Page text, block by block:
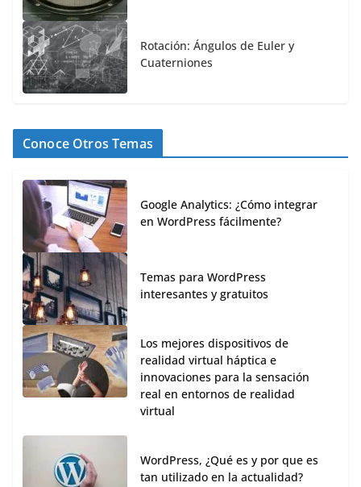
Rotación: Ángulos de Euler y
Cuaterniones
Conoce Otros Temas
Google Analytics: ¿Cómo integrar
en WordPress fácilmente?
Temas para WordPress
interesantes y gratuitos
Los mejores dispositivos de
realidad virtual háptica e
innovaciones para la sensación
real en entornos de realidad
virtual
WordPress, ¿Qué es y por que es
tan utilizado en la actualidad?